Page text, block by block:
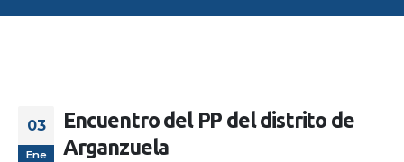
03
Ene
Encuentro del PP del distrito de
Arganzuela